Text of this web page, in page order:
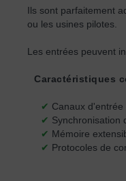
Ils sont parfaitement
ou les usines pilotes.
Les entrées peuvent
Caractéristiques
✔ Canaux
✔ Synchronisation
✔ Mémoire
✔ Protocoles de